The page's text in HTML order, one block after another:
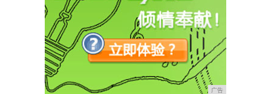
广告